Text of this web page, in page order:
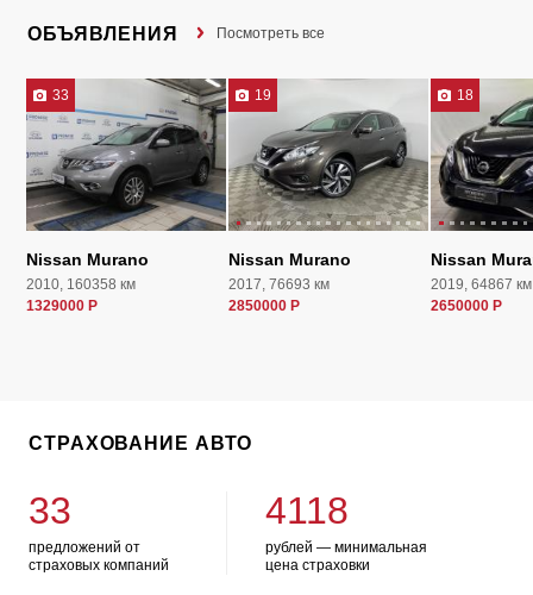
ОБЪЯВЛЕНИЯ Посмотреть все
33
Nissan Murano
2010, 160358 км
1329000 Р
19
Nissan Murano
2017, 76693 км
2850000 Р
18
Nissan
2019, 64867 км
2650000 Р
СТРАХОВАНИЕ АВТО
33
предложений от
страховых компаний
4118
рублей — минимальная
цена страховки